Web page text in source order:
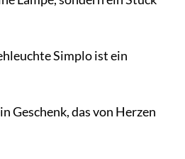
Simplo ist ein
Geschenk, das von Herzen